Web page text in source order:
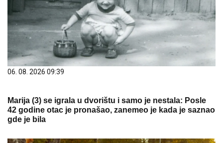
06. 08. 2026 09:39
Marija (3) se igrala u dvorištu i samo je nestala: Posle
42 godine otac je pronašao, zanemeo je kada je saznao
gde je bila